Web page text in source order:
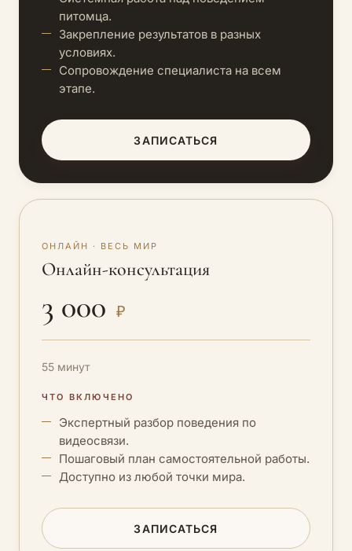
питомца.
Закрепление результатов в разных
условиях.
Сопровождение специалиста на всем
этапе.
ЗАПИСАТЬСЯ
ОНЛАЙН · ВЕСЬ МИР
Онлайн-консультация
3 000 ₽
55 минут
ЧТО ВКЛЮЧЕНО
Экспертный разбор поведения по
видеосвязи.
Пошаговый план самостоятельной работы.
Доступно из любой точки мира.
ЗАПИСАТЬСЯ